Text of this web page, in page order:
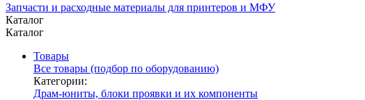
Запчасти и расходные материалы для принтеров и МФУ
Каталог
Каталог
Товары
Все товары (подбор по оборудованию)
Категории:
Драм-юниты, блоки проявки и их компоненты